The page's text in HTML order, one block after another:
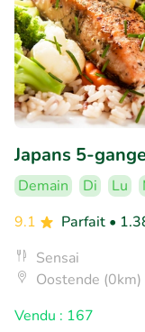
Japans 5-
Demain Di Lu
9.1
Parfait •
Sensai
Oostende (0km)
Vendu : 167